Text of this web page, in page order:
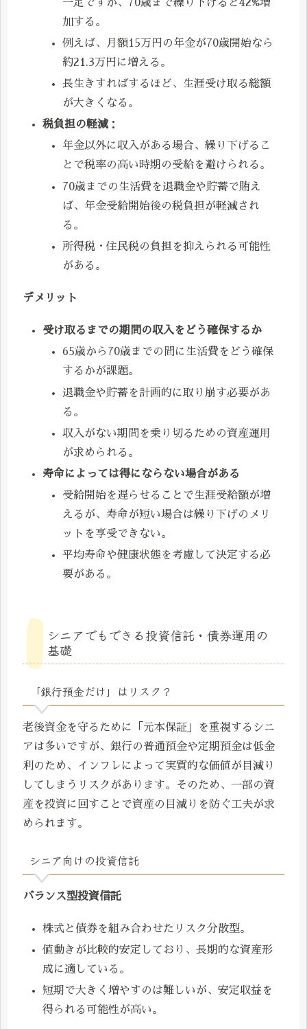
一定ですが、70歳まで繰り下げると42%増
加する。
例えば、月額15万円の年金が70歳開始なら
約21.3万円に増える。
長生きすればするほど、生涯受け取る総額
が大きくなる。
税負担の軽減 ：
年金以外に収入がある場合、繰り下げるこ
とで税率の高い時期の受給を避けられる。
70歳までの生活費を退職金や貯蓄で賄え
ば、年金受給開始後の税負担が軽減され
る。
所得税・住民税の負担を抑えられる可能性
がある。
デメリット
受け取るまでの期間の収入をどう確保するか
65歳から70歳までの間に生活費をどう確保
するかが課題。
退職金や貯蓄を計画的に取り崩す必要があ
る。
収入がない期間を乗り切るための資産運用
が求められる。
寿命によっては得にならない場合がある
受給開始を遅らせることで生涯受給額が増
えるが、寿命が短い場合は繰り下げのメリ
ットを享受できない。
平均寿命や健康状態を考慮して決定する必
要がある。
シニアでもできる投資信託・債券運用の
基礎
「銀行預金だけ」はリスク？
老後資金を守るために「元本保証」を重視するシニ
アは多いですが、銀行の普通預金や定期預金は低金
利のため、インフレによって実質的な価値が目減り
してしまうリスクがあります。そのため、一部の資
産を投資に回すことで資産の目減りを防ぐ工夫が求
められます。
シニア向けの投資信託
バランス型投資信託
株式と債券を組み合わせたリスク分散型。
値動きが比較的安定しており、長期的な資産形
成に適している。
短期で大きく増やすのは難しいが、安定収益を
得られる可能性が高い。